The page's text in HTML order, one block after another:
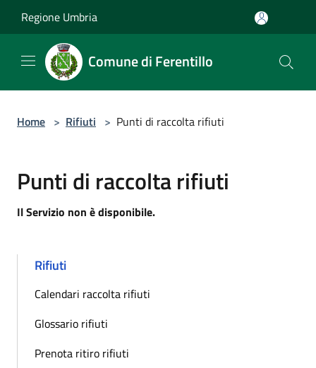
Regione Umbria
Comune di Ferentillo
Home > Rifiuti > Punti di raccolta rifiuti
Punti di raccolta rifiuti
Il Servizio non è disponibile.
Rifiuti
Calendari raccolta rifiuti
Glossario rifiuti
Prenota ritiro rifiuti